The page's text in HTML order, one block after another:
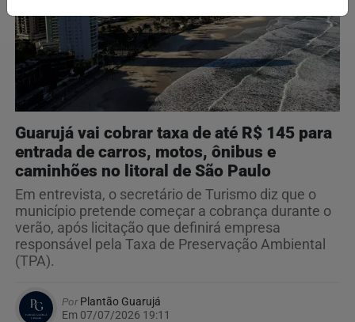
Guarujá vai cobrar taxa de até R$ 145 para
entrada de carros, motos, ônibus e
caminhões no litoral de São Paulo
Em entrevista, o secretário de Turismo diz que o
município pretende começar a cobrança durante o
verão, após licitação que definirá empresa
responsável pela Taxa de Preservação Ambiental
(TPA).
PorPlantão Guarujá
Em 07/07/2026 19:11